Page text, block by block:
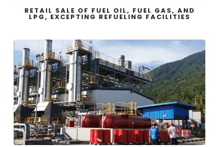
RETAIL SALE OF FUEL OIL, FUEL GAS, AND
LPG, EXCEPTING REFUELING FACILITIES